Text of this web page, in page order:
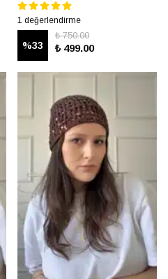
1 değerlendirme
%33
₺ 750.00
₺ 499.00